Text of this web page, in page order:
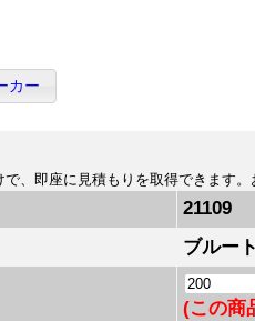
カー
、即座に見積もりを取得できます。
21109
ブルー
(この商